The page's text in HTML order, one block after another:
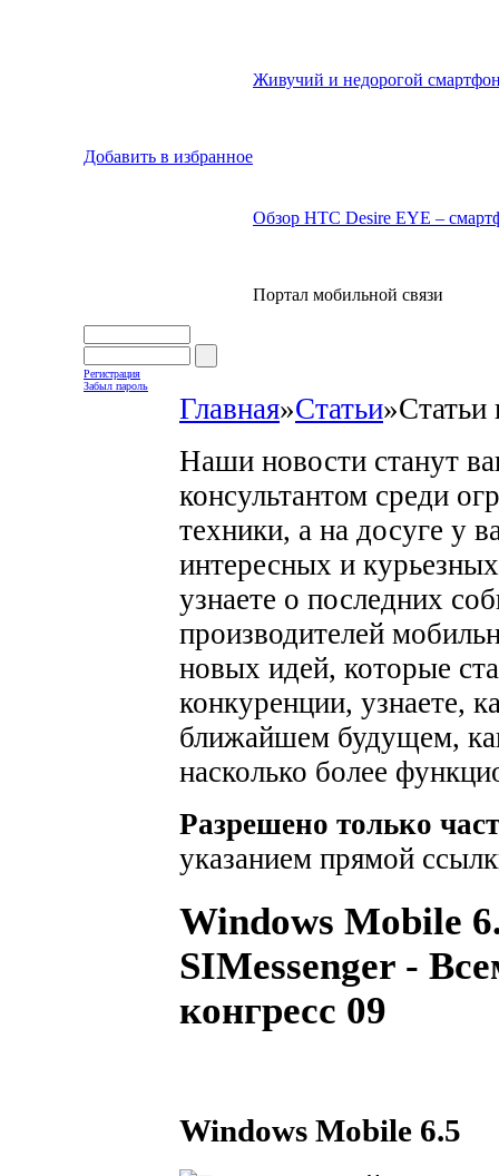
Добавить в избранное
Живучий и недорогой
Обзор HTC Desire EYE –
Портал мобильной связи
Регистрация
Забыл пароль
Главная»Статьи»Статьи
Наши новости станут
консультантом среди
техники, а на досуге у
интересных и
узнаете о последних
производителей
новых идей, которые
конкуренции, узнаете,
ближайшем будущем,
насколько более
Разрешено только
указанием прямой
Windows Mobile
SIMessenger -
конгресс 09
Windows Mobile 6.5